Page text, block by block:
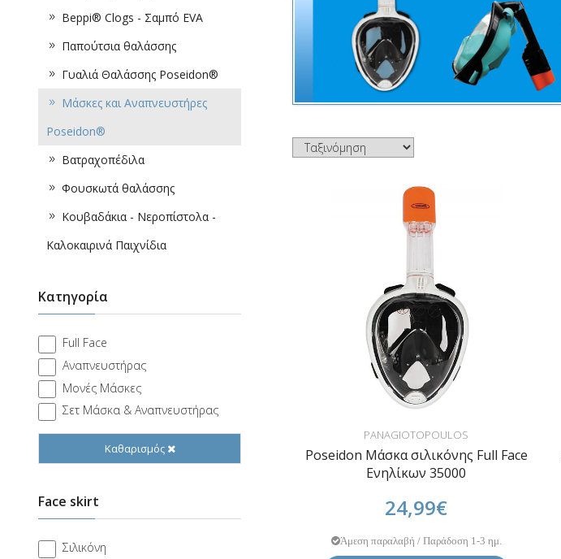
Beppi® Clogs - Σαμπό EVA
Παπούτσια θαλάσσης
Γυαλιά Θαλάσσης Poseidon®
Μάσκες και Αναπνευστήρες
Poseidon®
Βατραχοπέδιλα
Φουσκωτά θαλάσσης
Κουβαδάκια - Νεροπίστολα -
Καλοκαιρινά Παιχνίδια
Κατηγορία
Full Face
Αναπνευστήρας
Μονές Μάσκες
Σετ Μάσκα & Αναπνευστήρας
Καθαρισμός
Face skirt
Σιλικόνη
PANAGIOTOPOULOS
Poseidon Μάσκα σιλικόνης Full Face
Ενηλίκων 35000
24,99€
Άμεση παραλαβή / Παράδοση 1-3 ημ.